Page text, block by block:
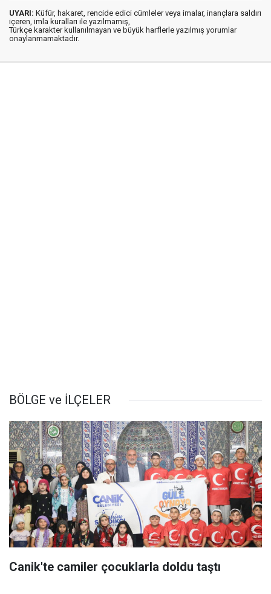
UYARI: Küfür, hakaret, rencide edici cümleler veya imalar, inançlara saldırı
içeren, imla kuralları ile yazılmamış,
Türkçe karakter kullanılmayan ve büyük harflerle yazılmış yorumlar
onaylanmamaktadır.
BÖLGE ve İLÇELER
Canik'te camiler çocuklarla doldu taştı